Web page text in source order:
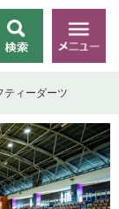
メ
ニ
ー
ティーダーツ